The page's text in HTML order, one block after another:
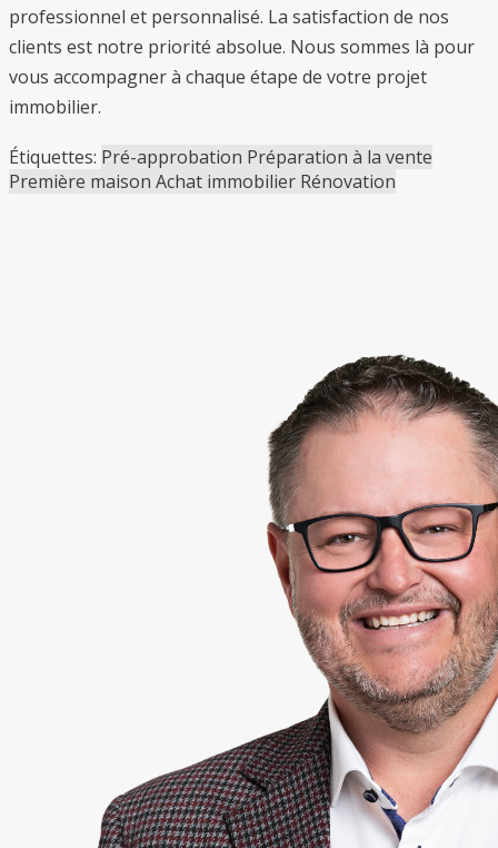
professionnel et personnalisé. La satisfaction de nos
clients est notre priorité absolue. Nous sommes là pour
vous accompagner à chaque étape de votre projet
immobilier.
Étiquettes: Pré-approbation Préparation à la vente
Première maison Achat immobilier Rénovation